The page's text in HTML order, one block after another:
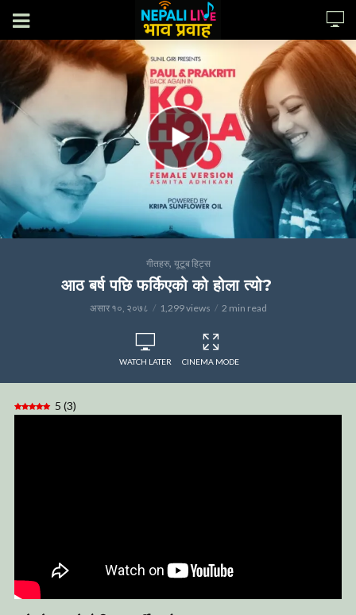
गीतहरु, यूटूब हिट्स
आठ बर्ष पछि फर्किएको को होला त्यो?
असार १०, २०७८ 1,299 views 2 min read
WATCH LATER CINEMA MODE
5 (3)